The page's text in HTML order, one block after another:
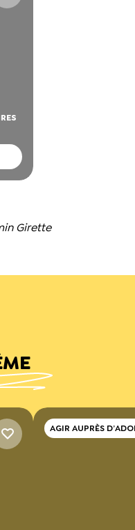
Girette
AGIR AUPRÈS
ET DE JEUNES